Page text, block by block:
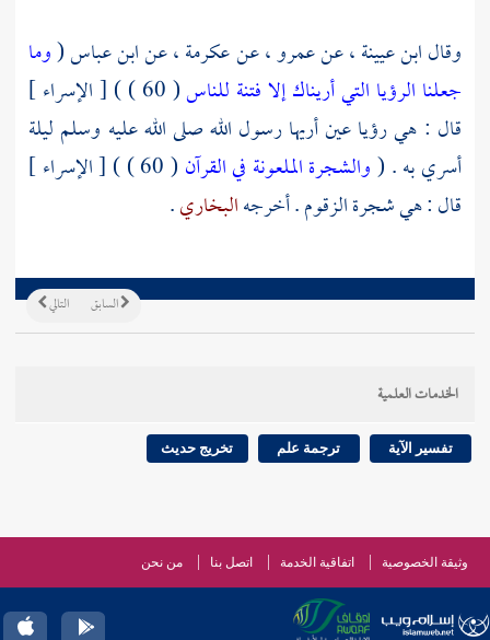
وقالابن عيينة ،عنعمرو ،عنعكرمة ،عنابن عباس(وما
جعلنا الرؤيا التي أريناك إلا فتنة للناس
( 60 ) ) [ الإسراء ]
قال : هي رؤيا عين أريها رسول الله صلى الله عليه وسلم ليلة
أسري به . (والشجرة الملعونة في القرآن
( 60 ) ) [ الإسراء ]
قال : هي شجرة الزقوم . أخرجهالبخاري.
التالي السابق
الخدمات العلمية
تفسير الآية ترجمة علم تخريج حديث
وثيقة الخصوصية اتفاقية الخدمة اتصل بنا من نحن